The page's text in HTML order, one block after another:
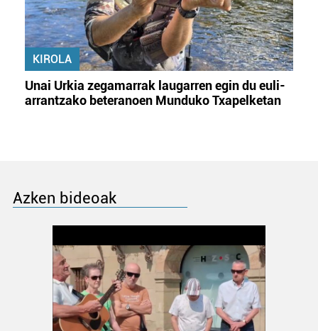
KIROLA
Unai Urkia zegamarrak laugarren egin du euli-
arrantzako beteranoen Munduko Txapelketan
Azken bideoak